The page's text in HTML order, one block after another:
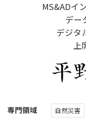
MS&ADイ
デー
デジタ
上
専門領域
自然災害